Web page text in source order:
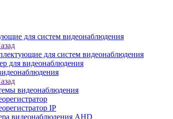
для систем видеонаблюдения
для систем видеонаблюдения
для видеонаблюдения
видеонаблюдения
IP
видеонаблюдения AHD